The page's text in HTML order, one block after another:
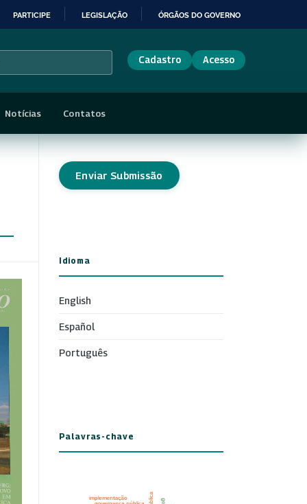
PARTICIPE LEGISLAÇÃO ÓRGÃOS DO GOVERNO
Cadastro Acesso
Notícias Contatos
Enviar Submissão
Idioma
English
Español
Português
Palavras-chave